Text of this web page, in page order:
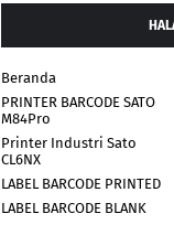
Beranda
PRINTER BARCODE SATO
M84Pro
Printer Industri Sato
CL6NX
LABEL BARCODE PRINTED
LABEL BARCODE BLANK